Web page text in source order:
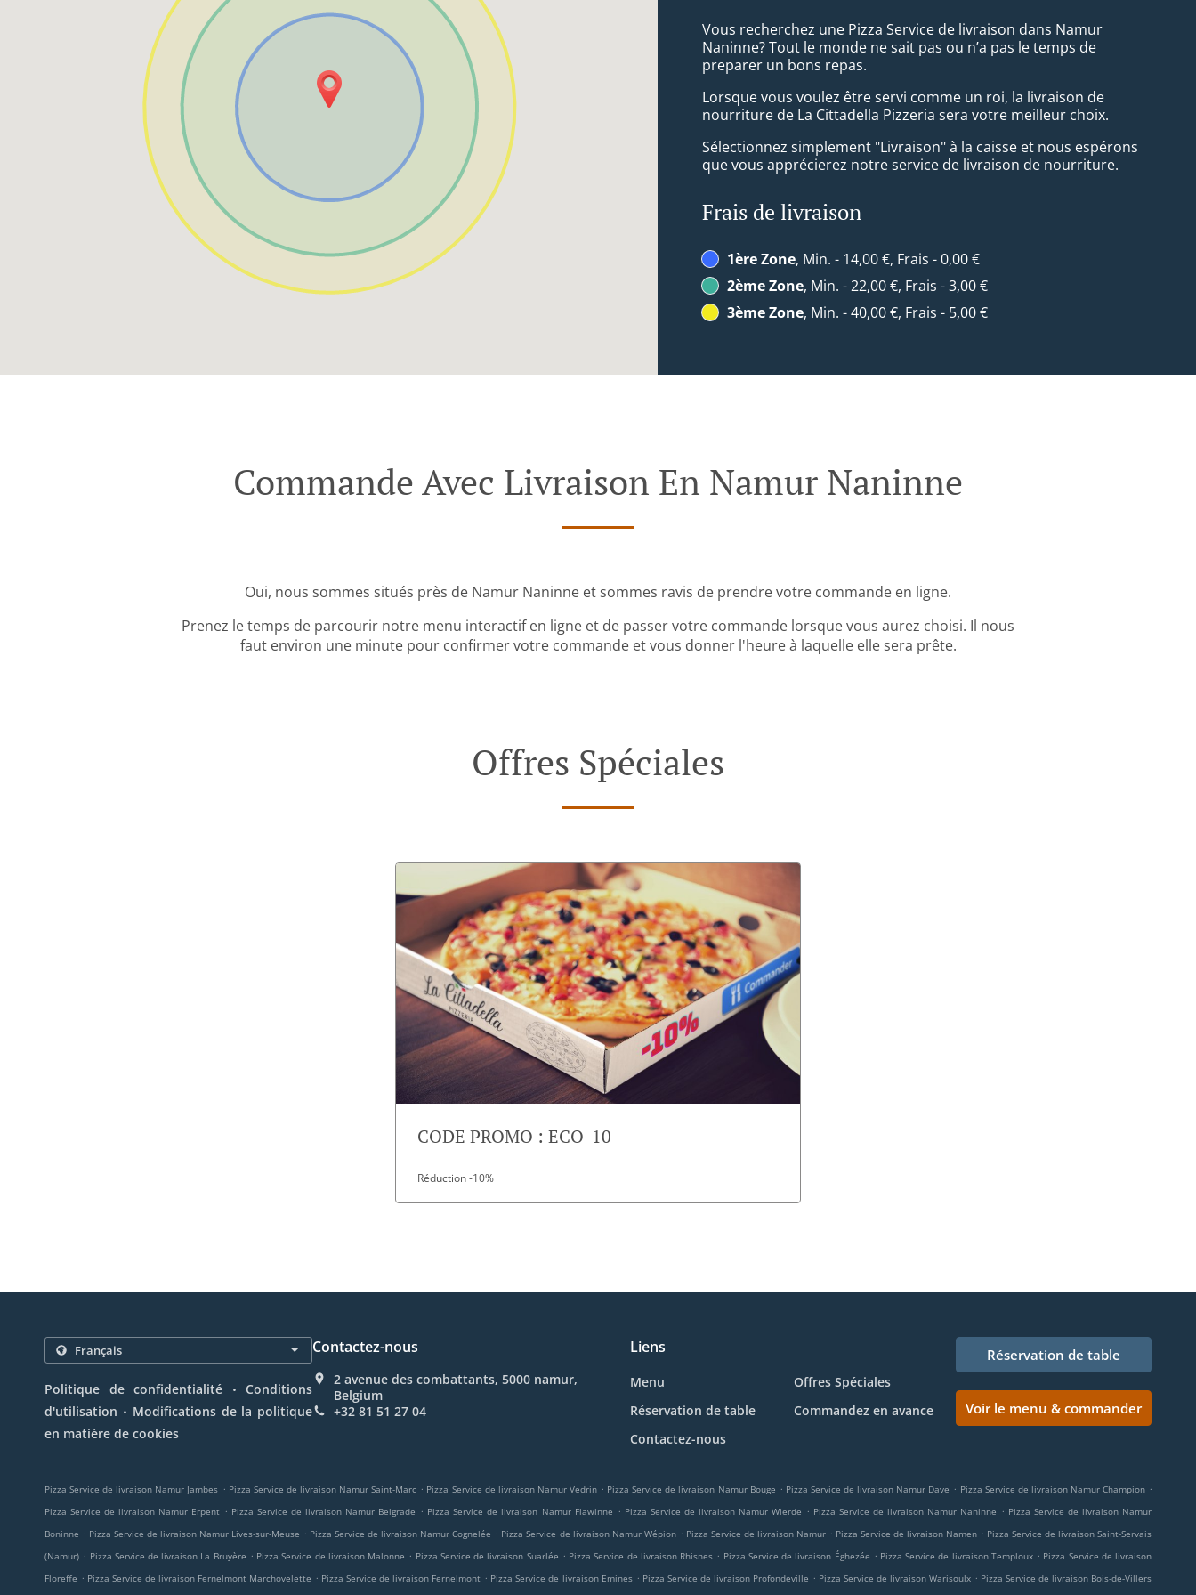
Vous recherchez une Pizza Service de livraison dans Namur
Naninne? Tout le monde ne sait pas ou n’a pas le temps de
preparer un bons repas.
Lorsque vous voulez être servi comme un roi, la livraison de
nourriture de La Cittadella Pizzeria sera votre meilleur choix.
Sélectionnez simplement "Livraison" à la caisse et nous espérons
que vous apprécierez notre service de livraison de nourriture.
Frais de livraison
1ère Zone, Min. - 14,00 €, Frais - 0,00 €
2ème Zone, Min. - 22,00 €, Frais - 3,00 €
3ème Zone, Min. - 40,00 €, Frais - 5,00 €
Commande Avec Livraison En Namur Naninne
Oui, nous sommes situés près de Namur Naninne et sommes ravis de prendre votre commande en ligne.
Prenez le temps de parcourir notre menu interactif en ligne et de passer votre commande lorsque vous aurez choisi. Il nous
faut environ une minute pour confirmer votre commande et vous donner l'heure à laquelle elle sera prête.
Offres Spéciales
CODE PROMO : ECO-10
Réduction -10%
Politique de confidentialité . Conditions
d'utilisation . Modifications de la politique
en matière de cookies
Contactez-nous
2 avenue des combattants, 5000 namur,
Belgium
+32 81 51 27 04
Liens
Menu
Offres Spéciales
Réservation de table
Commandez en avance
Contactez-nous
Réservation de table
Voir le menu & commander
Pizza Service de livraison Namur Jambes . Pizza Service de livraison Namur Saint-Marc . Pizza Service de livraison Namur Vedrin . Pizza Service de livraison Namur Bouge . Pizza Service de livraison Namur Dave . Pizza Service de livraison Namur Champion .
Pizza Service de livraison Namur Erpent . Pizza Service de livraison Namur Belgrade . Pizza Service de livraison Namur Flawinne . Pizza Service de livraison Namur Wierde . Pizza Service de livraison Namur Naninne . Pizza Service de livraison Namur
Boninne . Pizza Service de livraison Namur Lives-sur-Meuse . Pizza Service de livraison Namur Cognelée . Pizza Service de livraison Namur Wépion . Pizza Service de livraison Namur . Pizza Service de livraison Namen . Pizza Service de livraison Saint-Servais
(Namur) . Pizza Service de livraison La Bruyère . Pizza Service de livraison Malonne . Pizza Service de livraison Suarlée . Pizza Service de livraison Rhisnes . Pizza Service de livraison Éghezée . Pizza Service de livraison Temploux . Pizza Service de livraison
Floreffe . Pizza Service de livraison Fernelmont Marchovelette . Pizza Service de livraison Fernelmont . Pizza Service de livraison Emines . Pizza Service de livraison Profondeville . Pizza Service de livraison Warisoulx . Pizza Service de livraison Bois-de-Villers